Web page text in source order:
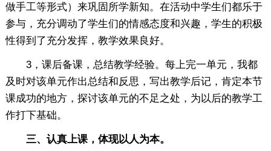
做手工等形式）来巩固所学新知。在活动中学生们都乐于
参与，充分调动了学生们的情感态度和兴趣，学生的积极
性得到了充分发挥，教学效果良好。
3，课后备课，总结教学经验。每上完一单元，我都
及时对该单元作出总结和反思，写出教学后记，肯定本节
课成功的地方，探讨该单元的不足之处，为以后的教学工
作打下基础。
三、认真上课，体现以人为本。